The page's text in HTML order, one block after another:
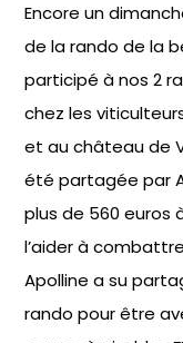
Encore un
de la rando de la
participé à nos 2
chez les
et au château de
été partagée par
plus de 560 euros
l’aider à
Apolline a su
rando pour être